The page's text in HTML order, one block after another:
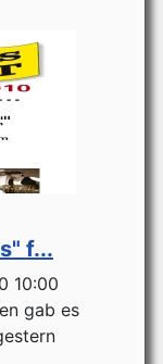
f...
10:00
gab es